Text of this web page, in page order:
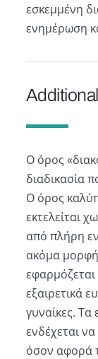
εσκεμμένη
ενημέρωση
Ο όρος
διαδικασία
Ο όρος
εκτελείται
από πλήρη
ακόμα μορφή
εξαιρετικά
γυναίκες. Τα
ενδέχεται
όσον αφορά